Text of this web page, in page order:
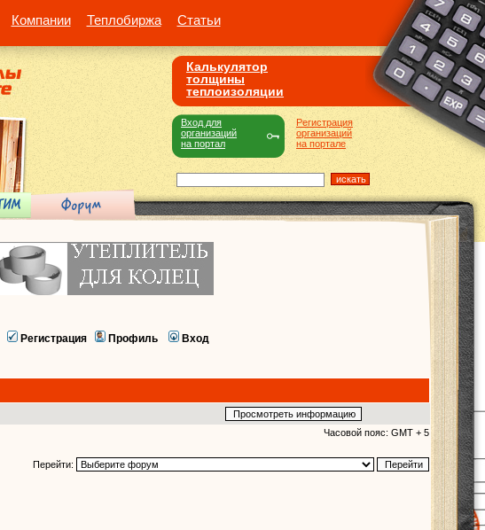
Компании Теплобиржа Статьи
Калькулятор
толщины
теплоизоляции
Регистрация
организаций
на портале
Вход для
организаций
на портал
Регистрация Профиль Вход
Часовой пояс: GMT + 5
Перейти: